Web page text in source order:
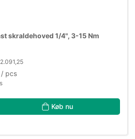
skraldehoved 1/4", 3-15 Nm
/ pcs
Køb nu